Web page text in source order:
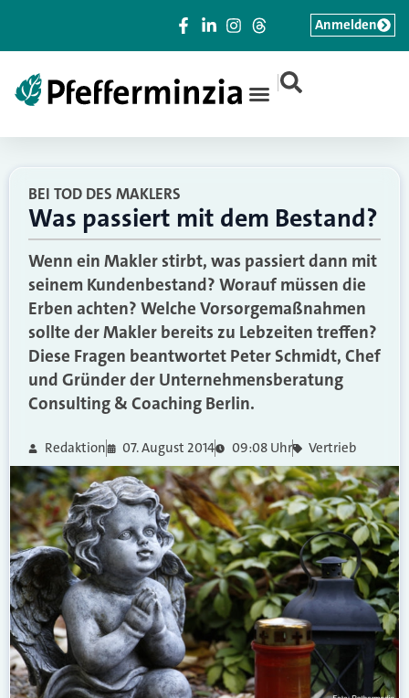
|
Anmelden
BEI TOD DES MAKLERS
Was passiert mit dem Bestand?
Wenn ein Makler stirbt, was passiert dann mit
seinem Kundenbestand? Worauf müssen die
Erben achten? Welche Vorsorgemaßnahmen
sollte der Makler bereits zu Lebzeiten treffen?
Diese Fragen beantwortet Peter Schmidt, Chef
und Gründer der Unternehmensberatung
Consulting & Coaching Berlin.
Redaktion 07. August 2014 09:08 Uhr Vertrieb